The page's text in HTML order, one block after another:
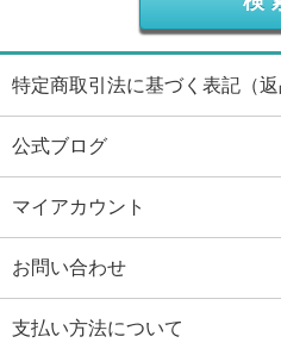
特定商取引法に基づく表記（返
公式ブログ
マイアカウント
お問い合わせ
支払い方法について